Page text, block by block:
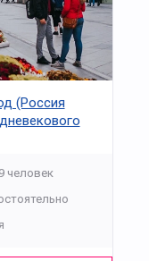
(Россия
человек